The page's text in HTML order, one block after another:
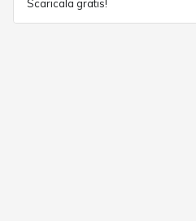
Scaricala gratis!